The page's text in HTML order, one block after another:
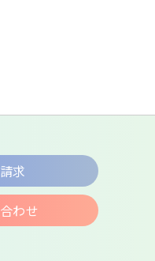
求
わせ